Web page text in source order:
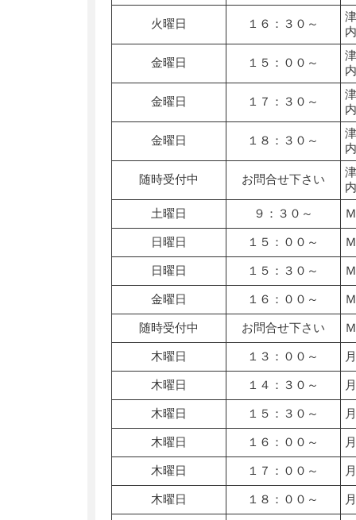
火曜日 １６：３０～
金曜日 １５：００～
金曜日 １７：３０～
金曜日 １８：３０～
随時受付中 お問合せ下さい
土曜日
９：３０～
日曜日 １５：００～
日曜日 １５：３０～
金曜日 １６：００～
随時受付中 お問合せ下さい
木曜日 １３：００～
木曜日 １４：３０～
木曜日 １５：３０～
木曜日 １６：００～
木曜日 １７：００～
木曜日 １８：００～